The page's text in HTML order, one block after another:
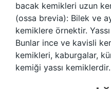
bacak kemikleri uzun
(ossa brevia): Bilek ve
kemiklere örnektir.
Bunlar ince ve kavisli
kemikleri, kaburgalar,
kemiği yassı kemiklerdir.